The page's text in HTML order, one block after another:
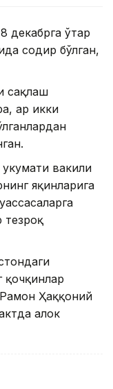
декабрга ўтар
содир бўлган,
сақлаш
ҳар икки
вакили
яқинларига
тезроқ
қочқинлар
Ҳаққоний
ҳалок